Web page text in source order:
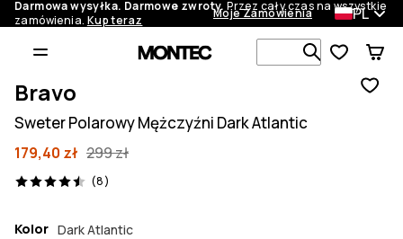
Darmowa wysyłka. Darmowe zwroty. Przez cały czas na wszystkie
zamówienia. Kup teraz Moje Zamówienia PL
Szukaj w 1
Bravo
Sweter Polarowy Mężczyźni Dark Atlantic
179,40 zł 299 zł
(8)
8 recenzje, 4.5/5
Kolor Dark Atlantic